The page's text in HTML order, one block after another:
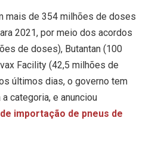
mais de 354 milhões de doses
2021, por meio dos acordos
de doses), Butantan (100
Facility (42,5 milhões de
últimos dias, o governo tem
categoria, e anunciou
importação de pneus de